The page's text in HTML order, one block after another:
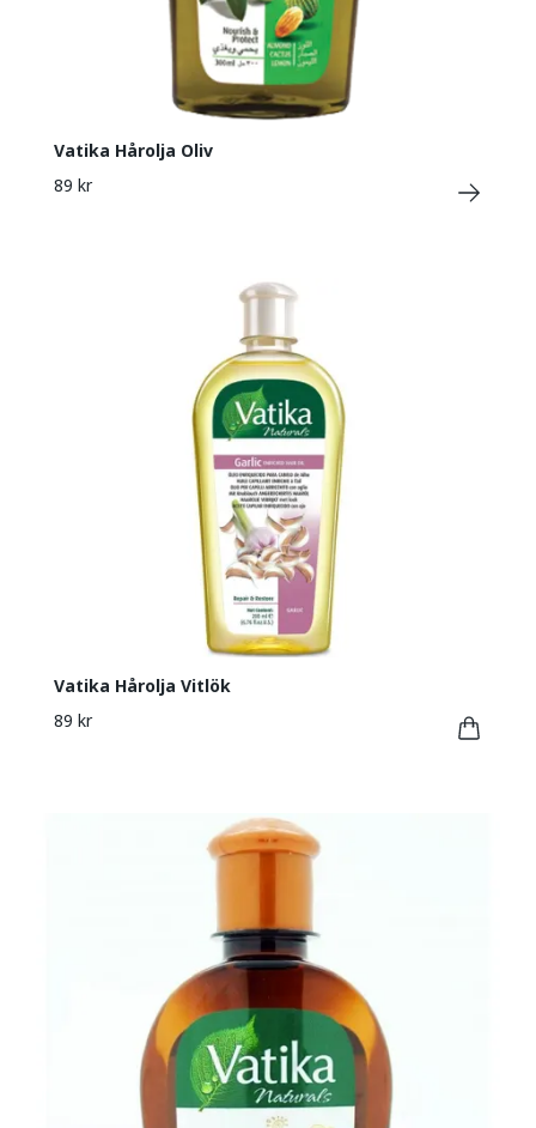
Vatika Hårolja Oliv
89 kr
Vatika Hårolja Vitlök
89 kr